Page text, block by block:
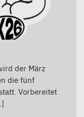
der März
die fünf
Vorbereitet